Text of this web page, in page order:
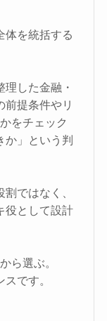
体を統括する
した金融・
前提条件やリ
をチェック
か」という判
ではなく、
役として設計
ら選ぶ。
です。